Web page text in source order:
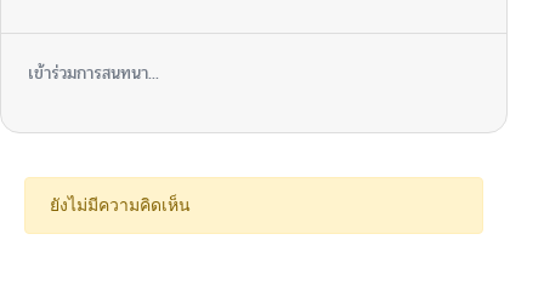
เข้าร่วมการสนทนา...
ยังไม่มีความคิดเห็น